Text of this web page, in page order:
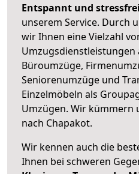
Entspannt und stressfrei
unserem Service. Durch
wir Ihnen eine Vielzahl
Umzugsdienstleistungen
Büroumzüge,
Seniorenumzüge und
Einzelmöbeln als
Umzügen. Wir kümmern
nach Chapakot.
Wir kennen auch die
Ihnen bei schweren